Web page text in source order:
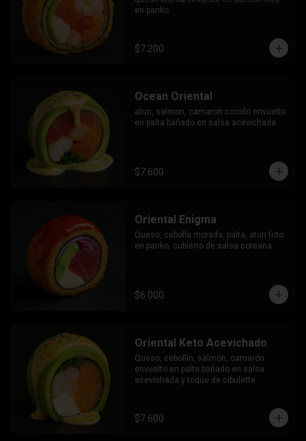
en panko.
$7.200
Ocean Oriental
atun, salmon, camaron cocido envuelto
en palta bañado en salsa acevichada.
$7.600
Oriental Enigma
Queso, cebolla morada, palta, atun frito
en panko, cubierto de salsa coreana
$6.000
Oriental Keto Acevichado
Queso, cebollín, salmón, camarón
envuelto en palta bañado en salsa
acevichada y toque de cibulette.
$7.600